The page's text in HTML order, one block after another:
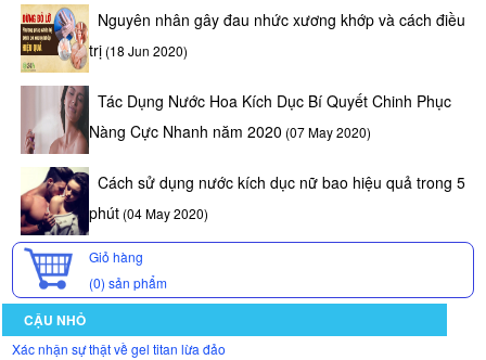
Nguyên nhân gây đau nhức xương khớp và cách điều
trị (18 Jun 2020)
Tác Dụng Nước Hoa Kích Dục Bí Quyết Chinh Phục
Nàng Cực Nhanh năm 2020 (07 May 2020)
Cách sử dụng nước kích dục nữ bao hiệu quả trong 5
phút (04 May 2020)
Giỏ hàng
(0) sản phẩm
CẬU NHỎ
Xác nhận sự thật về gel titan lừa đảo